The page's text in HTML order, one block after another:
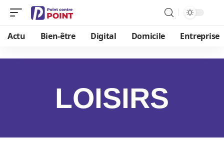
Actu Bien-être Digital Domicile Entreprise
LOISIRS